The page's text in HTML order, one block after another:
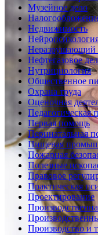
Музейное дело
Недвижимость
Неразрушающий
Нефтегазовое
Нутрициология
Общественное
Охрана труда
Оценочная
Педагогическая
Первая помощь
Перинатальная
Пищевая
Пожарная
Полезные
Правовое
Практическая
Проектирование
Производство и